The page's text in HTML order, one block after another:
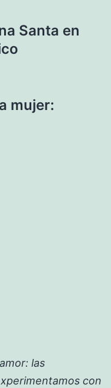
Santa en
mujer:
las
con